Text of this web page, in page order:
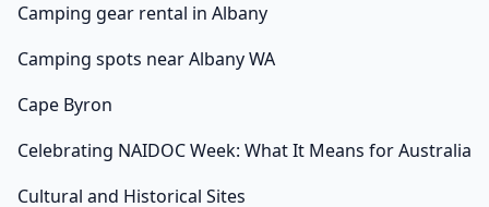
มากๆ หนาวจนแทบทนไม่ไหว ฮานะนำโทรศัพท์มือถือและ
เที่ยวอย่างเดียว จนสุดท้ายก็กลับลืมอะไรบางอย่างไว้ที่นี่… นำ
ท่านชม ทะเลสาบโคโม่ ทะเลสาบที่มีความสวยงามเป็นอันดับ
รถไฟที่อยู่สูงที่สุดในยุโรป สู่ จูงเฟรา พื้นที่มรดกโลกทาง
ธรรมชาติแห่งแรกของยุโรป นำท่านสู่แหล่งช้อปปิ้งที่รวมร้าน
Camping gear rental in Albany
Camping spots near Albany WA
Cape Byron
Celebrating NAIDOC Week: What It Means for Australia
Cultural and Historical Sites